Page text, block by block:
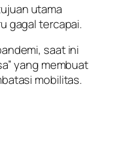
utama
gagal tercapai.
saat ini
yang membuat
mobilitas.